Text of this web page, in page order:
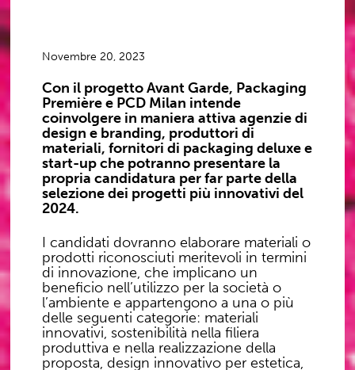
Novembre 20, 2023
Con il progettoAvant Garde, Packaging
Première e PCD Milan intende
coinvolgere in maniera attivaagenzie di
design e branding, produttori di
materiali,fornitori di packaging deluxee
start-upche potranno presentare la
propria candidatura per far parte della
selezione dei progetti più innovativi del
2024.
I candidati dovranno elaborare materiali o
prodotti riconosciuti meritevoli in termini
di innovazione, che implicano un
beneficio nell’utilizzo per la società o
l’ambiente e appartengono a una o più
delle seguenti categorie: materiali
innovativi, sostenibilità nella filiera
produttiva e nella realizzazione della
proposta,design innovativo per estetica,